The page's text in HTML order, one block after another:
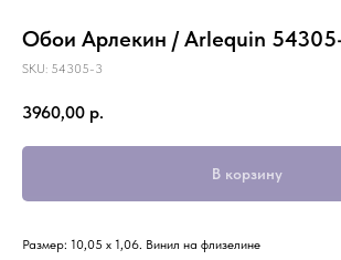
Обои Арлекин / Arlequin
SKU: 54305-3
3960,00 р.
В корзину
Размер: 10,05 х 1,06. Винил на флизелине